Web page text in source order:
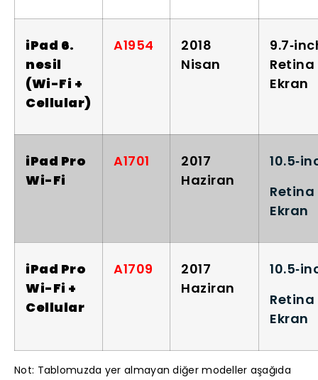
iPad 6.
nesil
(Wi-Fi +
Cellular)
A1954
2018
Nisan
Retina
Ekran
iPad Pro
Wi-Fi
A1701
2017
Haziran
Retina
Ekran
iPad Pro
Wi-Fi +
Cellular
A1709
2017
Haziran
Retina
Ekran
Not: Tablomuzda yer almayan diğer modeller aşağıda